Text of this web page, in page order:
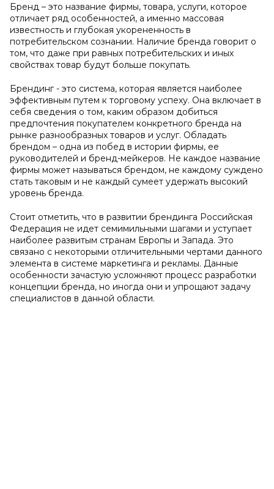
Бренд – это название фирмы, товара, услуги, которое
отличает ряд особенностей, а именно массовая
известность и глубокая укорененность в
потребительском сознании. Наличие бренда говорит о
том, что даже при равных потребительских и иных
свойствах товар будут больше покупать.
Брендинг - это система, которая является наиболее
эффективным путем к торговому успеху. Она включает в
себя сведения о том, каким образом добиться
предпочтения покупателем конкретного бренда на
рынке разнообразных товаров и услуг. Обладать
брендом – одна из побед в истории фирмы, ее
руководителей и бренд-мейкеров. Не каждое название
фирмы может называться брендом, не каждому суждено
стать таковым и не каждый сумеет удержать высокий
уровень бренда.
Стоит отметить, что в развитии брендинга Российская
Федерация не идет семимильными шагами и уступает
наиболее развитым странам Европы и Запада. Это
связано с некоторыми отличительными чертами данного
элемента в системе маркетинга и рекламы. Данные
особенности зачастую усложняют процесс разработки
концепции бренда, но иногда они и упрощают задачу
специалистов в данной области.